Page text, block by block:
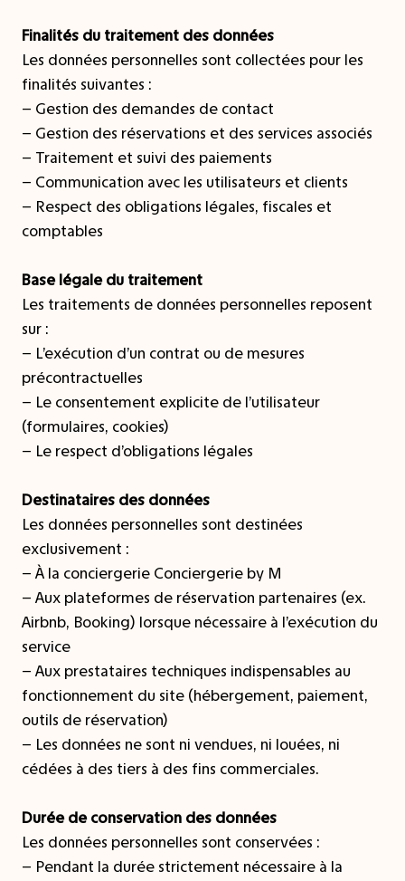
Finalités du traitement des données
Les données personnelles sont collectées pour les
finalités suivantes :
– Gestion des demandes de contact
– Gestion des réservations et des services associés
– Traitement et suivi des paiements
– Communication avec les utilisateurs et clients
– Respect des obligations légales, fiscales et
comptables
Base légale du traitement
Les traitements de données personnelles reposent
sur :
– L’exécution d’un contrat ou de mesures
précontractuelles
– Le consentement explicite de l’utilisateur
(formulaires, cookies)
– Le respect d’obligations légales
Destinataires des données
Les données personnelles sont destinées
exclusivement :
– À la conciergerie Conciergerie by M
– Aux plateformes de réservation partenaires (ex.
Airbnb, Booking) lorsque nécessaire à l’exécution du
service
– Aux prestataires techniques indispensables au
fonctionnement du site (hébergement, paiement,
outils de réservation)
– Les données ne sont ni vendues, ni louées, ni
cédées à des tiers à des fins commerciales.
Durée de conservation des données
Les données personnelles sont conservées :
– Pendant la durée strictement nécessaire à la